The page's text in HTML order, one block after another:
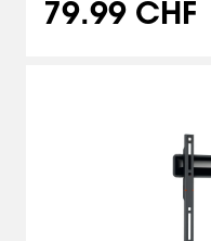
79.99 CHF